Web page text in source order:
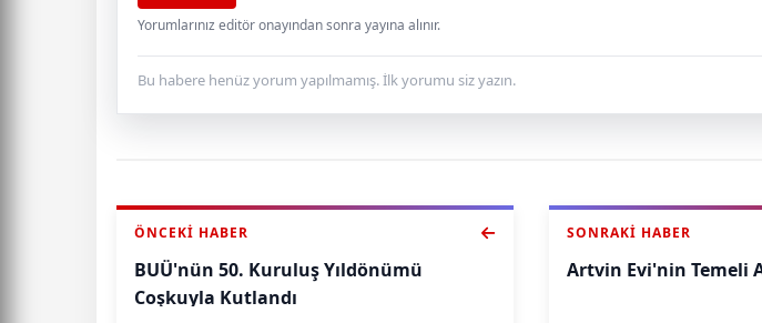
Yorumlarınız editör onayından sonra yayına alınır.
Bu habere henüz yorum yapılmamış. İlk yorumu siz yazın.
ÖNCEKI HABER
BUÜ'nün 50. Kuruluş Yıldönümü
Coşkuyla Kutlandı
SONRAKI HABER
Artvin Evi'nin Temeli